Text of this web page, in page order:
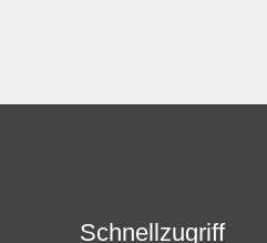
Schnellzugriff